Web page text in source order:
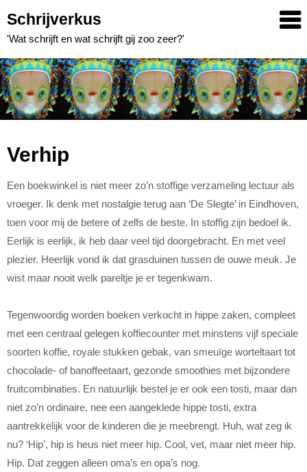
to
content
Schrijverkus
'Wat schrijft en wat schrijft gij zoo zeer?'
Verhip
Een boekwinkel is niet meer zo’n stoffige verzameling lectuur als
vroeger. Ik denk met nostalgie terug aan ‘De Slegte’ in Eindhoven,
toen voor mij de betere of zelfs de beste. In stoffig zijn bedoel ik.
Eerlijk is eerlijk, ik heb daar veel tijd doorgebracht. En met veel
plezier. Heerlijk vond ik dat grasduinen tussen de ouwe meuk. Je
wist maar nooit welk pareltje je er tegenkwam.
Tegenwoordig worden boeken verkocht in hippe zaken, compleet
met een centraal gelegen koffiecounter met minstens vijf speciale
soorten koffie, royale stukken gebak, van smeuïge worteltaart tot
chocolade- of banoffeetaart, gezonde smoothies met bijzondere
fruitcombinaties. En natuurlijk bestel je er ook een tosti, maar dan
niet zo’n ordinaire, nee een aangeklede hippe tosti, extra
aantrekkelijk voor de kinderen die je meebrengt. Huh, wat zeg ik
nu? ‘Hip’, hip is heus niet meer hip. Cool, vet, maar niet meer hip.
Hip. Dat zeggen alleen oma’s en opa’s nog.